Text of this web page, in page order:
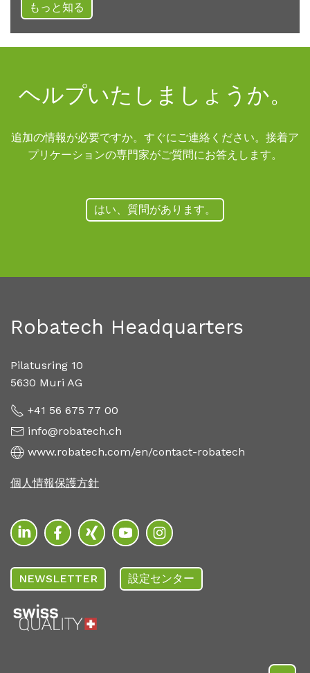
もっと知る
ヘルプいたしましょうか。
追加の情報が必要ですか。すぐにご連絡ください。接着ア
プリケーションの専門家がご質問にお答えします。
はい、質問があります。
Robatech Headquarters
Pilatusring 10
5630 Muri AG
+41 56 675 77 00
info@robatech.ch
www.robatech.com/en/contact-robatech
個人情報保護方針
NEWSLETTER 設定センター